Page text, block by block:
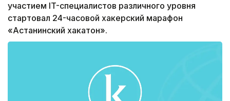
участием IT-специалистов различного уровня
стартовал 24-часовой хакерский марафон
«Астанинский хакатон».